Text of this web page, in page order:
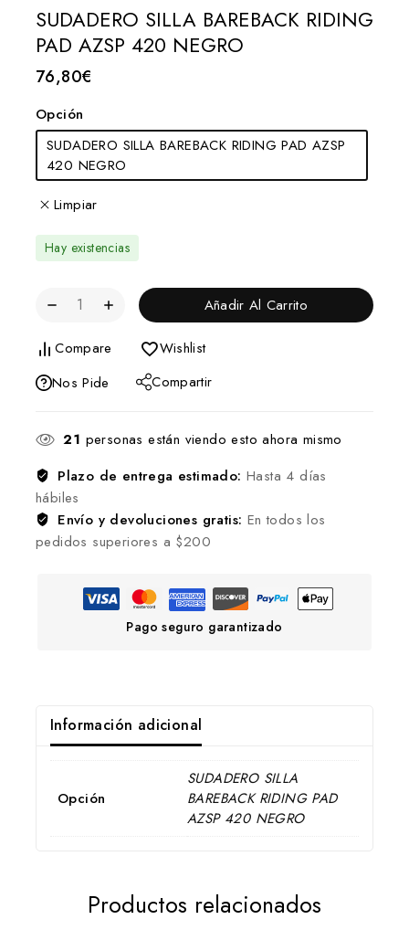
SUDADERO SILLA BAREBACK RIDING
PAD AZSP 420 NEGRO
76,80€
Opción
SUDADERO SILLA BAREBACK RIDING PAD AZSP
420 NEGRO
Limpiar
Hay existencias
Añadir Al Carrito
Compare
Wishlist
Nos Pide
Compartir
21 personas están viendo esto ahora mismo
Plazo de entrega estimado: Hasta 4 días
hábiles
Envío y devoluciones gratis: En todos los
pedidos superiores a $200
Pago seguro garantizado
Información adicional
Opción
SUDADERO SILLA
BAREBACK RIDING PAD
AZSP 420 NEGRO
Productos relacionados